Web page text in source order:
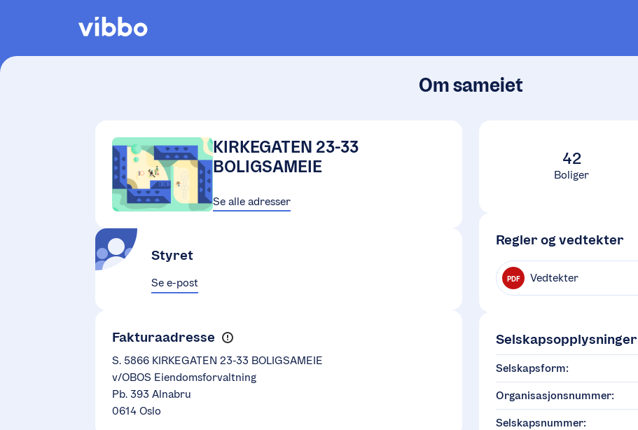
Om sameiet
KIRKEGATEN 23-33
BOLIGSAMEIE
Se alle adresser
Styret
Se e-post
Fakturaadresse
S. 5866 KIRKEGATEN 23-33 BOLIGSAMEIE
v/OBOS Eiendomsforvaltning
Pb. 393 Alnabru
0614 Oslo
42
Boliger
Regler og vedtekter
PDF Vedtekter
Selskapsopplysninger
Selskapsform:
Organisasjonsnummer:
Selskapsnummer: